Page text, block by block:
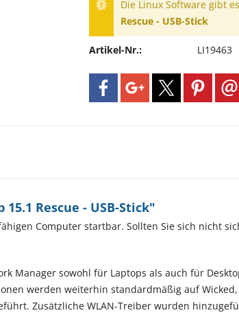
Die Linux Software gibt
Rescue - USB-Stick
Artikel-Nr.: LI19463
Rescue - USB-Stick"
Computer startbar. Sollten Sie sich nicht
Manager sowohl für Laptops als auch für
werden weiterhin standardmäßig auf
Zusätzliche WLAN-Treiber wurden